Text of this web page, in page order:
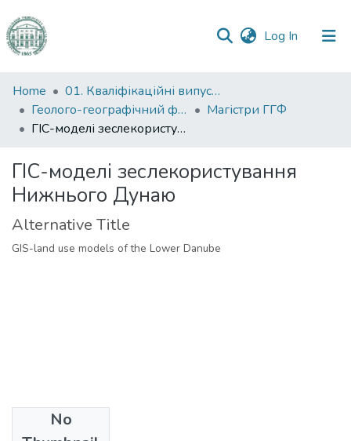
Log In (current)
Communities
&
Collections
Statistics
Home
01. Кваліфікаційні випускні роботи здобувачів вищої освіти
Геолого-географічний факультет
Магістри ГГФ
ГІС-моделі зеслекористування Нижнього Дунаю
ГІС-моделі зеслекористування
Нижнього Дунаю
Alternative Title
GIS-land use models of the Lower Danube
No